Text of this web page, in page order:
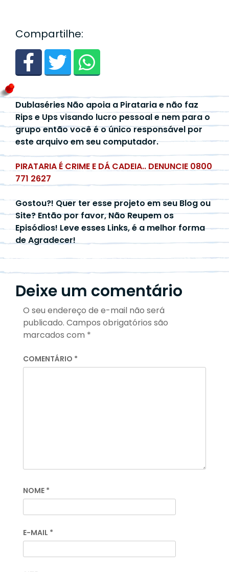
Compartilhe:
Dublaséries Não apoia a Pirataria e não faz
Rips e Ups visando lucro pessoal e nem para o
grupo então você é o único responsável por
este arquivo em seu computador.
PIRATARIA É CRIME E DÁ CADEIA.. DENUNCIE 0800
771 2627
Gostou?! Quer ter esse projeto em seu Blog ou
Site? Então por favor, Não Reupem os
Episódios! Leve esses Links, é a melhor forma
de Agradecer!
Deixe um comentário
O seu endereço de e-mail não será
publicado. Campos obrigatórios são
marcados com *
COMENTÁRIO *
NOME *
E-MAIL *